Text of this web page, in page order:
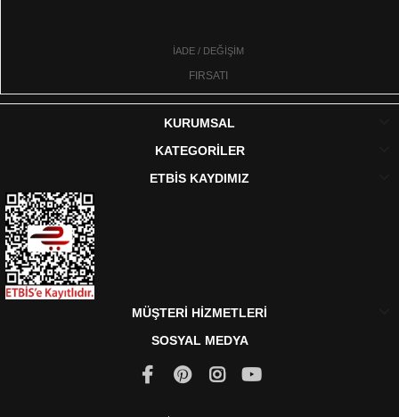
İADE / DEĞİŞİM
FIRSATI
KURUMSAL
KATEGORİLER
ETBİS KAYDIMIZ
MÜŞTERİ HİZMETLERİ
SOSYAL MEDYA